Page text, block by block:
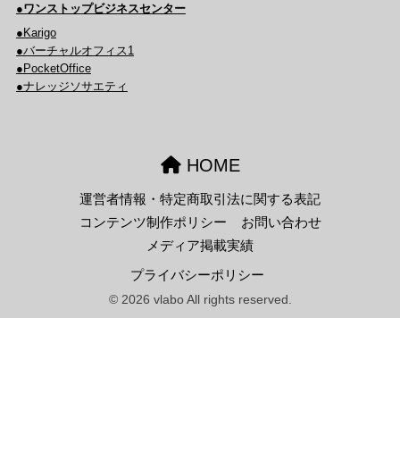
●ワンストップビジネスセンター
●Karigo
●バーチャルオフィス1
●PocketOffice
●ナレッジソサエティ
HOME
運営者情報・特定商取引法に関する表記
コンテンツ制作ポリシー
お問い合わせ
メディア掲載実績
プライバシーポリシー
© 2026 vlabo All rights reserved.